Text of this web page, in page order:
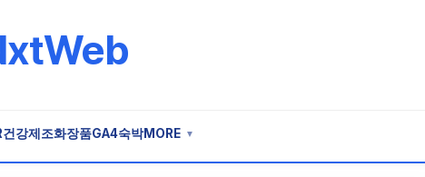
건강제조화장품GA4숙박MORE ▼